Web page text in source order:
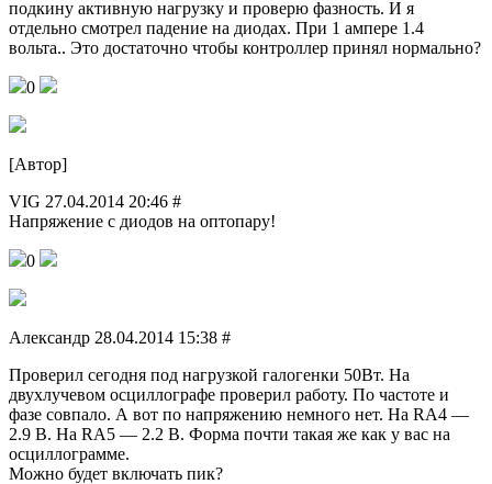
подкину активную нагрузку и проверю фазность. И я
отдельно смотрел падение на диодах. При 1 ампере 1.4
вольта.. Это достаточно чтобы контроллер принял нормально?
0
[Автор]
VIG 27.04.2014 20:46 #
Напряжение с диодов на оптопару!
0
Александр 28.04.2014 15:38 #
Проверил сегодня под нагрузкой галогенки 50Вт. На
двухлучевом осциллографе проверил работу. По частоте и
фазе совпало. А вот по напряжению немного нет. На RA4 —
2.9 В. На RA5 — 2.2 В. Форма почти такая же как у вас на
осциллограмме.
Можно будет включать пик?